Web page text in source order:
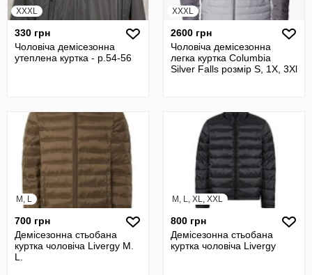
XXXL
330 грн
Чоловіча демісезонна
утеплена куртка - р.54-56
XXXL
2600 грн
Чоловіча демісезонна
легка куртка Columbia
Silver Falls розмір S, 1X, 3Xl
M, L
700 грн
Демісезонна стьобана
куртка чоловіча Livergy M.
L.
M, L, XL, XXL
800 грн
Демісезонна стьобана
куртка чоловіча Livergy